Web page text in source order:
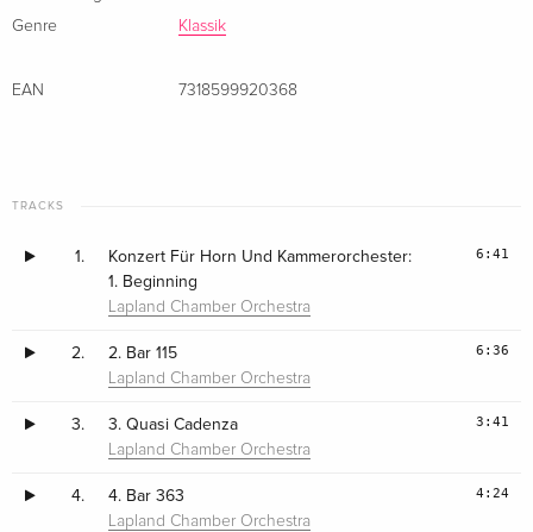
Genre
Klassik
EAN 7318599920368
TRACKS
1.
Konzert Für Horn Und Kammerorchester:
1. Beginning
Lapland Chamber Orchestra
6:41
2. 2. Bar 115
Lapland Chamber Orchestra
6:36
3. 3. Quasi Cadenza
Lapland Chamber Orchestra
3:41
4. 4. Bar 363
Lapland Chamber Orchestra
4:24